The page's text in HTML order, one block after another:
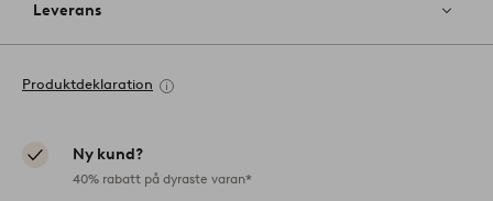
Leverans
Produktdeklaration
Ny kund?
40% rabatt på dyraste varan*